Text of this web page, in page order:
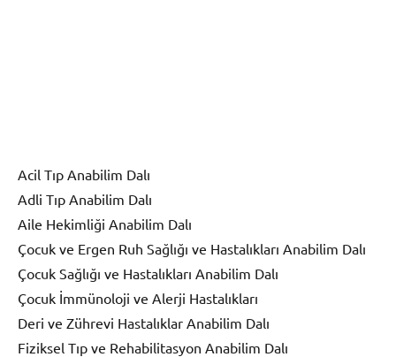
Acil Tıp Anabilim Dalı
Adli Tıp Anabilim Dalı
Aile Hekimliği Anabilim Dalı
Çocuk ve Ergen Ruh Sağlığı ve Hastalıkları Anabilim Dalı
Çocuk Sağlığı ve Hastalıkları Anabilim Dalı
Çocuk İmmünoloji ve Alerji Hastalıkları
Deri ve Zührevi Hastalıklar Anabilim Dalı
Fiziksel Tıp ve Rehabilitasyon Anabilim Dalı